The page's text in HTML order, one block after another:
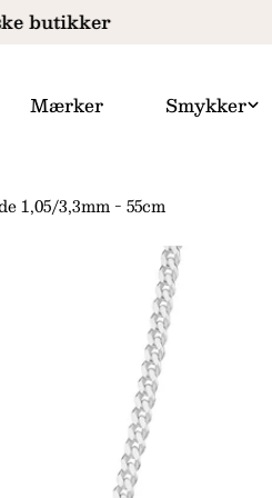
butikker
Mærker Smykker
1,05/3,3mm - 55cm